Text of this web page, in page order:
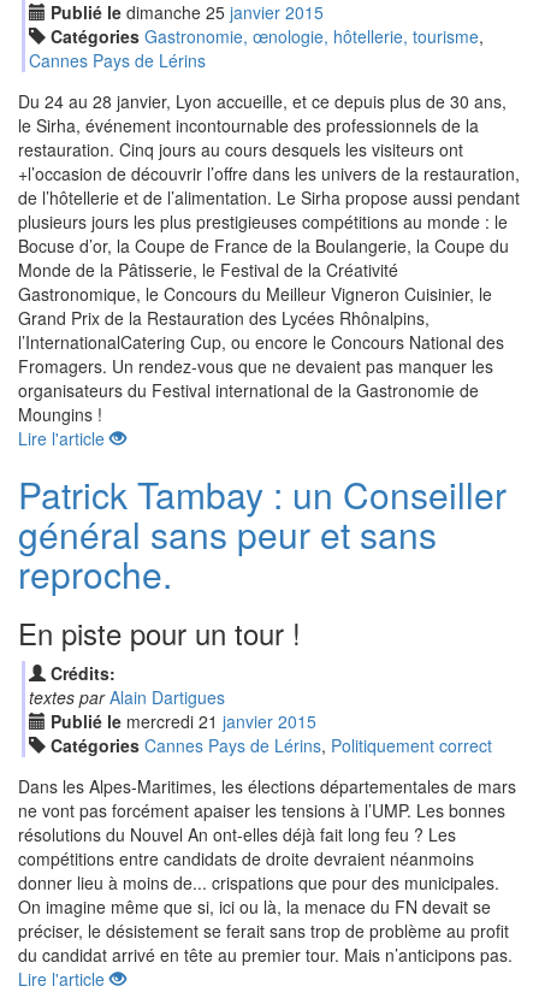
Publié le dimanche 25 janvier 2015
Catégories Gastronomie, œnologie, hôtellerie, tourisme,
Cannes Pays de Lérins
Du 24 au 28 janvier, Lyon accueille, et ce depuis plus de 30 ans,
le Sirha, événement incontournable des professionnels de la
restauration. Cinq jours au cours desquels les visiteurs ont
+l’occasion de découvrir l’offre dans les univers de la restauration,
de l’hôtellerie et de l’alimentation. Le Sirha propose aussi pendant
plusieurs jours les plus prestigieuses compétitions au monde : le
Bocuse d’or, la Coupe de France de la Boulangerie, la Coupe du
Monde de la Pâtisserie, le Festival de la Créativité
Gastronomique, le Concours du Meilleur Vigneron Cuisinier, le
Grand Prix de la Restauration des Lycées Rhônalpins,
l’InternationalCatering Cup, ou encore le Concours National des
Fromagers. Un rendez-vous que ne devaient pas manquer les
organisateurs du Festival international de la Gastronomie de
Moungins !
Lire l'article
Patrick Tambay : un Conseiller
général sans peur et sans
reproche.
En piste pour un tour !
Crédits:
textes par Alain Dartigues
Publié le mercredi 21 janvier 2015
Catégories Cannes Pays de Lérins, Politiquement correct
Dans les Alpes-Maritimes, les élections départementales de mars
ne vont pas forcément apaiser les tensions à l’UMP. Les bonnes
résolutions du Nouvel An ont-elles déjà fait long feu ? Les
compétitions entre candidats de droite devraient néanmoins
donner lieu à moins de... crispations que pour des municipales.
On imagine même que si, ici ou là, la menace du FN devait se
préciser, le désistement se ferait sans trop de problème au profit
du candidat arrivé en tête au premier tour. Mais n’anticipons pas.
Lire l'article